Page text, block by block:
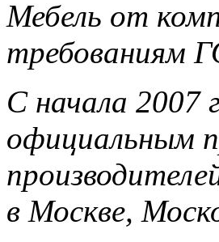
Мебель от
требованиям
С начала 2007
официальным
в Москве,